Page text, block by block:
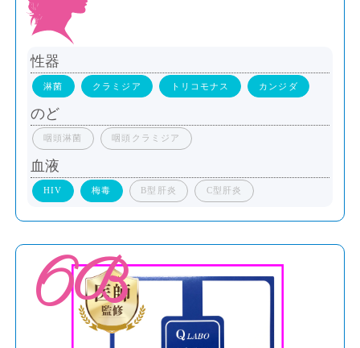
性器
淋菌 クラミジア トリコモナス カンジダ
のど
咽頭淋菌 咽頭クラミジア
血液
HIV 梅毒 B型肝炎 C型肝炎
6B